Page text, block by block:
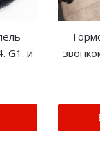
G1. и